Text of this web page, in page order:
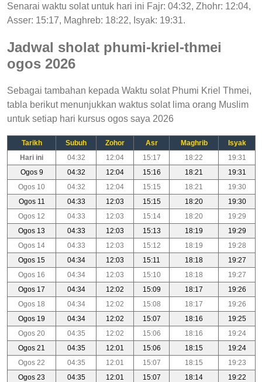
Senarai waktu solat untuk hari ini Fajr: 04:32, Zhohr: 12:04,
Asser: 15:17, Maghreb: 18:22, Isyak: 19:31.
Jadwal sholat phumi-kriel-thmei
ogos 2026
Sebagai tambahan kepada Waktu solat Phumi Kriel Thmei,
tabla berikut menunjukkan waktus solat lima orang Muslim
untuk setiap hari kursus ogos saya 2026
Tarikh Subuh Zohor Asr Maghrib
Isyak
Hari ini
04:32 12:04 15:17 18:22
19:31
Ogos 9
04:32 12:04 15:16 18:21
19:31
Ogos 10
04:32 12:04 15:15 18:21
19:30
Ogos 11
04:33 12:03 15:15 18:20
19:30
Ogos 12
04:33 12:03 15:14 18:20
19:29
Ogos 13
04:33 12:03 15:13 18:19
19:29
Ogos 14
04:33 12:03 15:12 18:19
19:28
Ogos 15
04:34 12:03 15:11 18:18
19:27
Ogos 16
04:34 12:03 15:10 18:18
19:27
Ogos 17
04:34 12:02 15:09 18:17
19:26
Ogos 18
04:34 12:02 15:08 18:17
19:26
Ogos 19
04:34 12:02 15:07 18:16
19:25
Ogos 20
04:35 12:02 15:06 18:16
19:24
Ogos 21
04:35 12:01 15:06 18:15
19:24
Ogos 22
04:35 12:01 15:07 18:15
19:23
Ogos 23
04:35 12:01 15:07 18:14
19:22